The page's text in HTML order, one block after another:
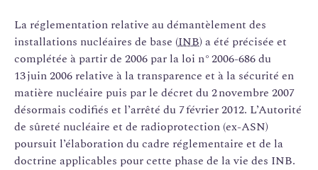
La réglementation relative au démantèlement des
installations nucléaires de base (INB) a été précisée et
complétée à partir de 2006 par la loi n° 2006-686 du
13 juin 2006 relative à la transparence et à la sécurité en
matière nucléaire puis par le décret du 2 novembre 2007
désormais codifiés et l’arrêté du 7 février 2012. L’Autorité
de sûreté nucléaire et de radioprotection (ex-ASN)
poursuit l’élaboration du cadre réglementaire et de la
doctrine applicables pour cette phase de la vie des INB.